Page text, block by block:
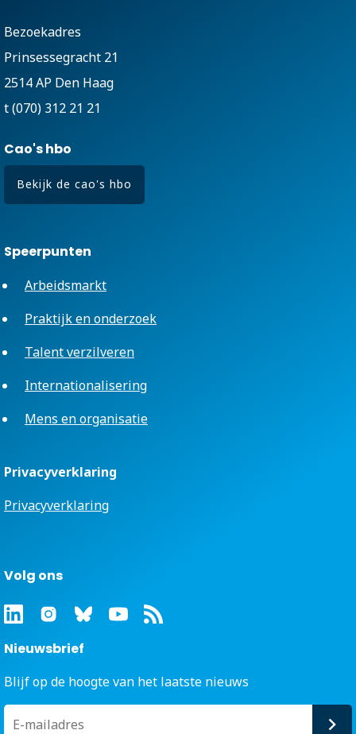
Bezoekadres
Prinsessegracht 21
2514 AP Den Haag
t (070) 312 21 21
Cao's hbo
Bekijk de cao's hbo
Speerpunten
Arbeidsmarkt
Praktijk en onderzoek
Talent verzilveren
Internationalisering
Mens en organisatie
Privacyverklaring
Privacyverklaring
Volg ons
Nieuwsbrief
Blijf op de hoogte van het laatste nieuws